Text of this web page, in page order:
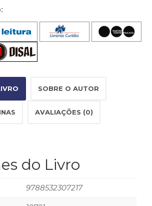
SOBRE O AUTOR
AVALIAÇÕES (0)
do Livro
9788532307217